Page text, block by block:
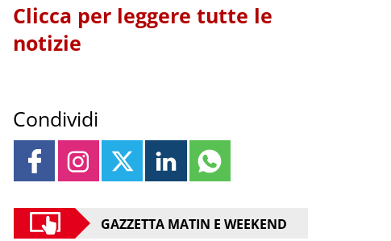
Clicca per leggere tutte le
notizie
Condividi
GAZZETTA MATIN E WEEKEND